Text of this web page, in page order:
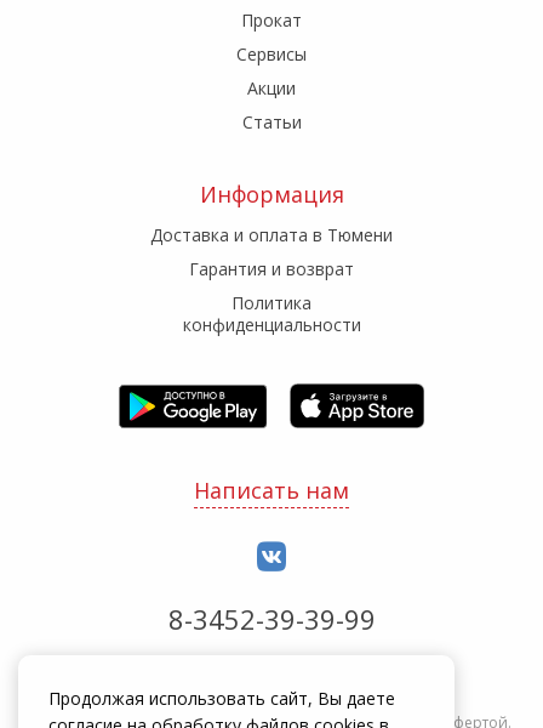
Прокат
Сервисы
Акции
Статьи
Информация
Доставка и оплата в Тюмени
Гарантия и возврат
Политика
конфиденциальности
Написать нам
8-3452-39-39-99
Информация на сайте zakrepi.ru не является публичной офертой.
Продолжая использовать сайт, Вы даете